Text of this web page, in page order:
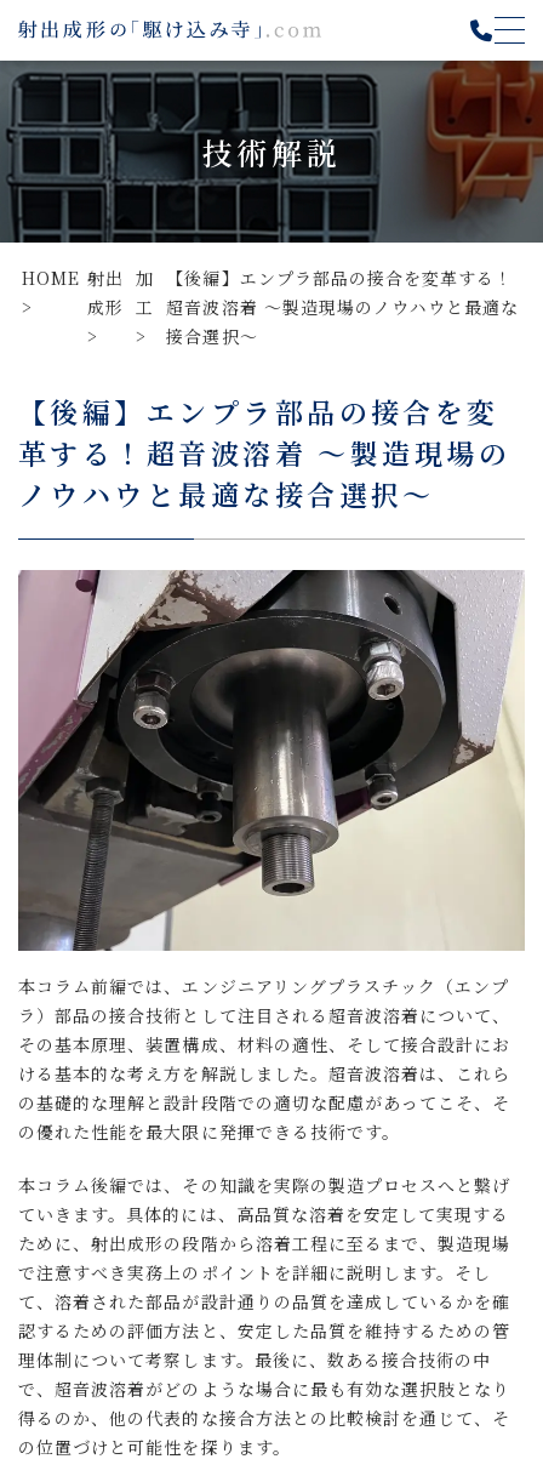
技術解説
HOME 射出
成形
加
工
【後編】エンプラ部品の接合を変革する！
超音波溶着 ～製造現場のノウハウと最適な
接合選択～
【後編】エンプラ部品の接合を変
革する！超音波溶着 ～製造現場の
ノウハウと最適な接合選択～
本コラム前編では、エンジニアリングプラスチック（エンプ
ラ）部品の接合技術として注目される超音波溶着について、
その基本原理、装置構成、材料の適性、そして接合設計にお
ける基本的な考え方を解説しました。超音波溶着は、これら
の基礎的な理解と設計段階での適切な配慮があってこそ、そ
の優れた性能を最大限に発揮できる技術です。
本コラム後編では、その知識を実際の製造プロセスへと繋げ
ていきます。具体的には、高品質な溶着を安定して実現する
ために、射出成形の段階から溶着工程に至るまで、製造現場
で注意すべき実務上のポイントを詳細に説明します。そし
て、溶着された部品が設計通りの品質を達成しているかを確
認するための評価方法と、安定した品質を維持するための管
理体制について考察します。最後に、数ある接合技術の中
で、超音波溶着がどのような場合に最も有効な選択肢となり
得るのか、他の代表的な接合方法との比較検討を通じて、そ
の位置づけと可能性を探ります。